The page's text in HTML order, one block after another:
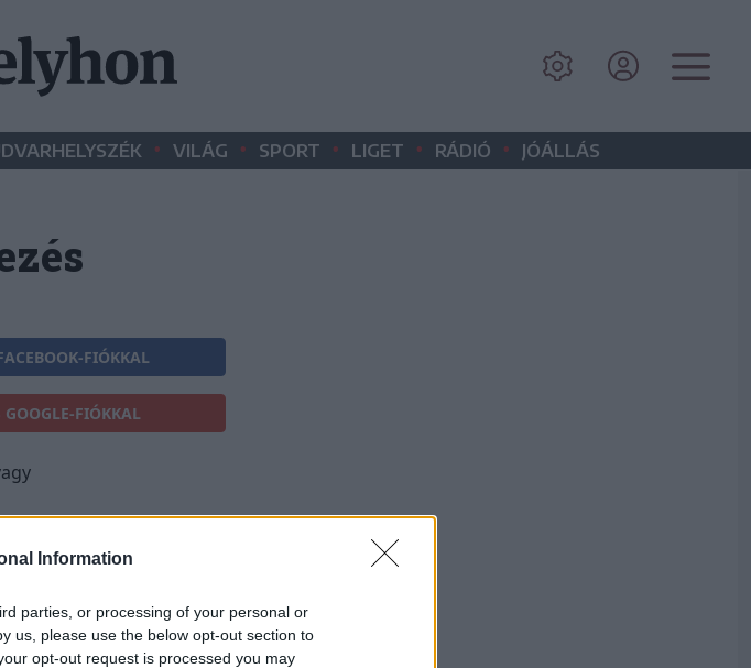
Information
parties, or processing of your personal or
us, please use the below opt-out section to
opt-out request is processed you may
• VILÁG • SPORT • LIGET • RÁDIÓ • JÓÁLLÁS
FIÓKKAL
GOOGLE-FIÓKKAL